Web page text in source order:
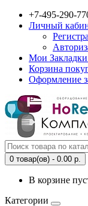
+7-495-290-
Личный
Мои
Корзина
Оформление
0 товар(ов) - 0.00 р.
В корзине
Категории